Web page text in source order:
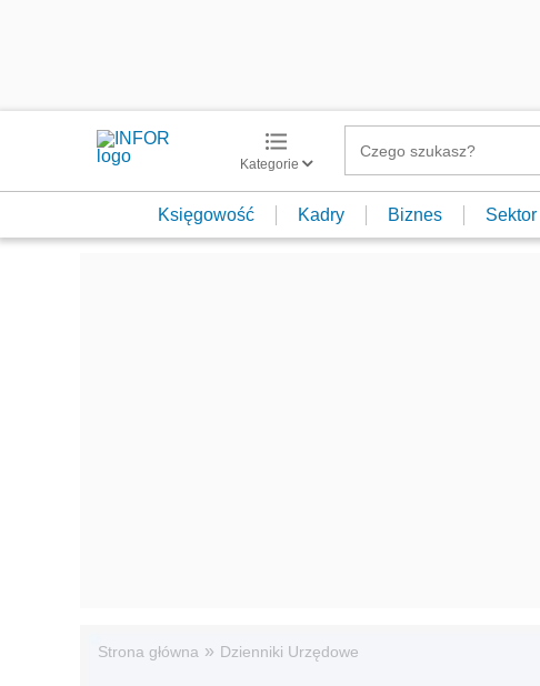
Kategorie
Księgowość Kadry Biznes
Strona główna » Dzienniki Urzędowe